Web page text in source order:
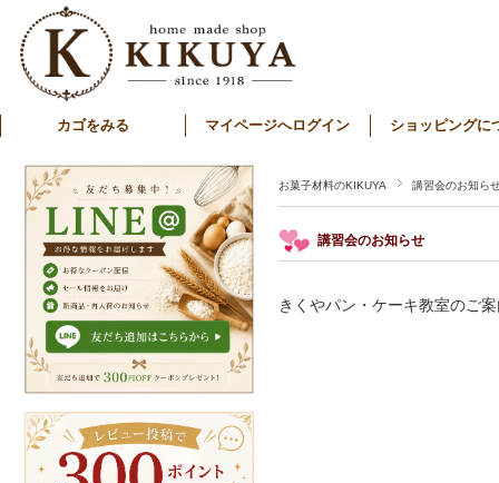
カゴをみる マイページへログイン ショッピングに
お菓子材料のKIKUYA 講習会のお知ら
講習会のお知らせ
きくやパン・ケーキ教室のご